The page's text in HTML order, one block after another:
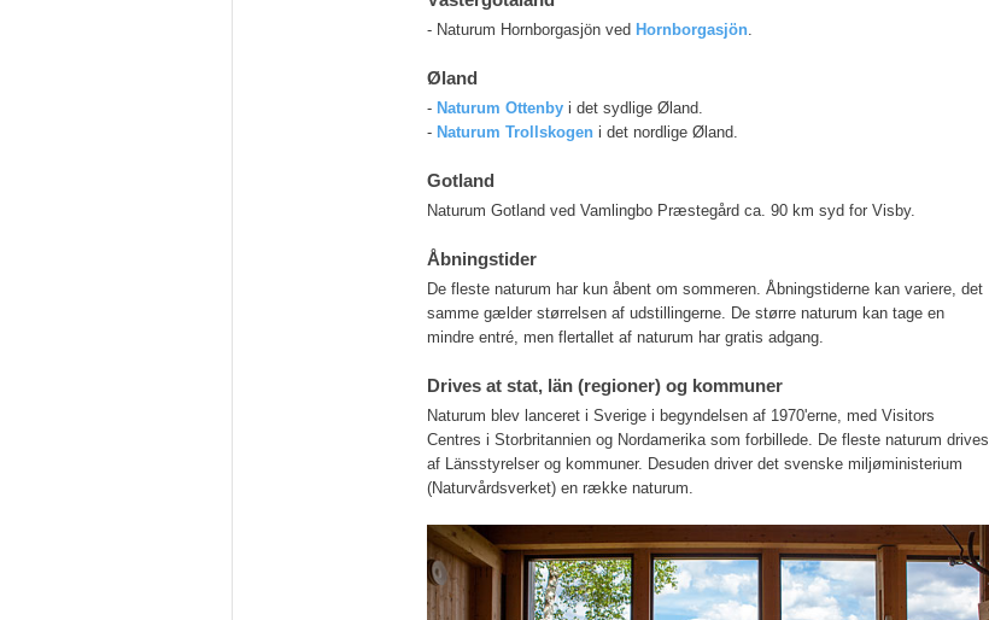
- Naturum Hornborgasjön ved Hornborgasjön.
Øland
- Naturum Ottenby i det sydlige Øland.
- Naturum Trollskogen i det nordlige Øland.
Gotland
Naturum Gotland ved Vamlingbo Præstegård ca. 90 km syd for Visby.
Åbningstider
De fleste naturum har kun åbent om sommeren. Åbningstiderne kan variere, det
samme gælder størrelsen af udstillingerne. De større naturum kan tage en
mindre entré, men flertallet af naturum har gratis adgang.
Drives at stat, län (regioner) og kommuner
Naturum blev lanceret i Sverige i begyndelsen af 1970'erne, med Visitors
Centres i Storbritannien og Nordamerika som forbillede. De fleste naturum drives
af Länsstyrelser og kommuner. Desuden driver det svenske miljøministerium
(Naturvårdsverket) en række naturum.